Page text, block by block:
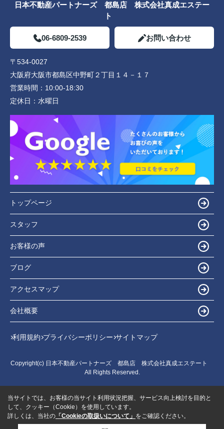
日本不動産パートナーズ 都島店 株式会社真成エステー
ト
06-6809-2539 お問い合わせ
〒534-0027
大阪府大阪市都島区中野町２丁目１４－１７
営業時間： 10:00-18:30
定休日： 水曜日
トップページ
スタッフ
お客様の声
ブログ
アクセスマップ
会社概要
利用規約 プライバシーポリシー サイトマップ
Copyright(c) 日本不動産パートナーズ 都島店 株式会社真成エステート
All Rights Reserved.
当サイトでは、お客様の当サイト利用状況把握、サービス向上検討を目的と
して、クッキー（Cookie）を使用しています。
詳しくは、当社の 「Cookieの取扱いについて」 をご確認ください。